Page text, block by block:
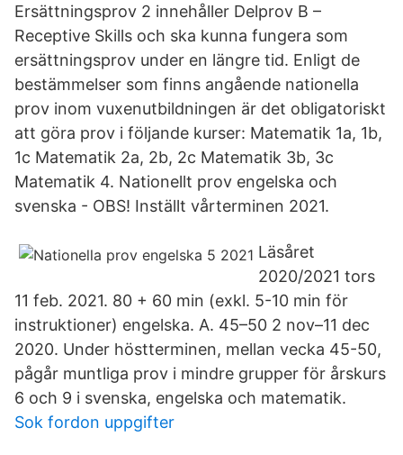
Ersättningsprov 2 innehåller Delprov B –
Receptive Skills och ska kunna fungera som
ersättningsprov under en längre tid. Enligt de
bestämmelser som finns angående nationella
prov inom vuxenutbildningen är det obligatoriskt
att göra prov i följande kurser: Matematik 1a, 1b,
1c Matematik 2a, 2b, 2c Matematik 3b, 3c
Matematik 4. Nationellt prov engelska och
svenska - OBS! Inställt vårterminen 2021.
Läsåret
2020/2021 tors
11 feb. 2021. 80 + 60 min (exkl. 5-10 min för
instruktioner) engelska. A. 45–50 2 nov–11 dec
2020. Under höstterminen, mellan vecka 45-50,
pågår muntliga prov i mindre grupper för årskurs
6 och 9 i svenska, engelska och matematik.
Sok fordon uppgifter